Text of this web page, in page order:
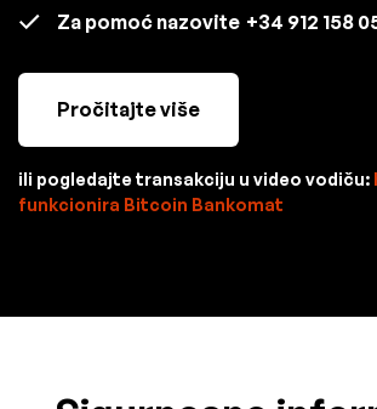
Za pomoć nazovite +34 912 158
Pročitajte više
ili pogledajte transakciju u video vodiču:
funkcionira Bitcoin Bankomat